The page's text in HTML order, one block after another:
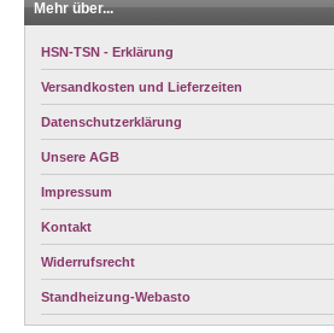
Mehr über...
HSN-TSN - Erklärung
Versandkosten und Lieferzeiten
Datenschutzerklärung
Unsere AGB
Impressum
Kontakt
Widerrufsrecht
Standheizung-Webasto